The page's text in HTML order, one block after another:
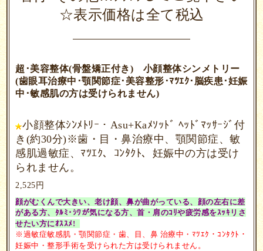
☆表示価格は全て税込
超･美容整体(骨盤矯正付き) 小顔整体シンメトリー
(歯眼耳治療中･顎関節症･美容整形･ﾏﾂｴｸ･脳疾患･妊娠
中･敏感肌の方は受けられません)
小顔整体ｼﾝﾒﾄﾘｰ・Asu+Kaﾒｿｯﾄﾞ ﾍｯﾄﾞﾏｯｻｰｼﾞ付
き(約30分)※歯・目・鼻治療中、顎関節症、敏
感肌過敏症、ﾏﾂｴｸ、ｺﾝﾀｸﾄ、妊娠中の方は受け
られません。
2,525円
顔がむくんで大きい、老け顔、鼻が曲がっている、顔の左右に差
がある方、 ﾀﾙﾐ･ｼﾜが気になる方、首・肩のｺﾘや疲労感をｽｯｷリさ
せたい方にｵｽｽﾒ!
※過敏症敏感肌・顎関節症・歯、目、鼻 治療中・ﾏﾂｴｸ・ｺﾝﾀｸﾄ・
妊娠中・整形手術を受けられた方は受けられません。